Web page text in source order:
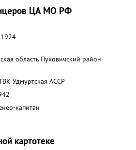
ЦА МО РФ
область Пуховичский район
Удмуртская АССР
капитан
картотеке